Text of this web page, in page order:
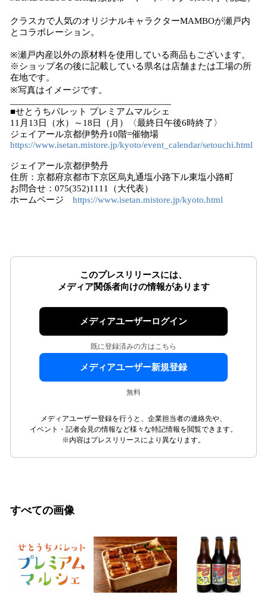
クラスカで人気のオリジナルキャラクターMAMBOが瀬戸内
とコラボレーション。
※瀬戸内産以外の原材料を使用している商品もございます。
※ショップ名の後に記載している県名は店舗または工場の所
在地です。
※写真はイメージです。
■せとうちパレット プレミアムマルシェ
11月13日（水）～18日（月）〈最終日午後6時終了〉
ジェイアール京都伊勢丹10階=催物場
https://www.isetan.mistore.jp/kyoto/event_calendar/setouchi.html
ジェイアール京都伊勢丹
住所：京都府京都市下京区烏丸通塩小路下ル東塩小路町
お問合せ：075(352)1111（大代表）
ホームページ https://www.isetan.mistore.jp/kyoto.html
このプレスリリースには、
メディア関係者向けの情報があります
メディアユーザーログイン
既に登録済みの方はこちら
メディアユーザー新規登録
無料
メディアユーザー登録を行うと、企業担当者の連絡先や、
イベント・記者会見の情報など様々な特記情報を閲覧できます。
※内容はプレスリリースにより異なります。
すべての画像